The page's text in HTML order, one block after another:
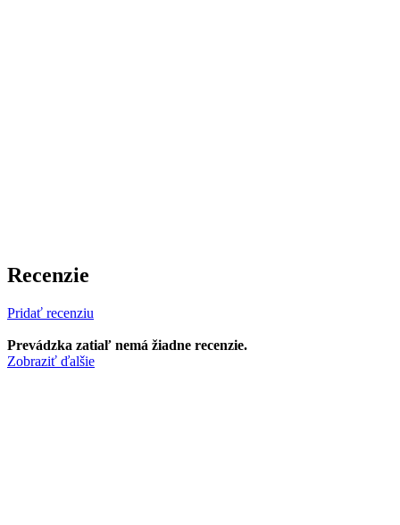
Recenzie
Pridať recenziu
Prevádzka zatiaľ nemá žiadne recenzie.
Zobraziť ďalšie